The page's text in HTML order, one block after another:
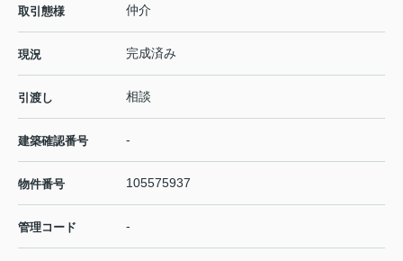
取引態様 仲介
現況 完成済み
引渡し 相談
建築確認番号 -
物件番号 105575937
管理コード -